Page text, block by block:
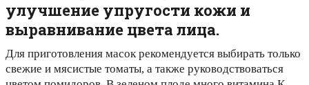
улучшение упругости кожи и
выравнивание цвета лица.
Для приготовления масок рекомендуется выбирать только
свежие и мясистые томаты, а также руководствоваться